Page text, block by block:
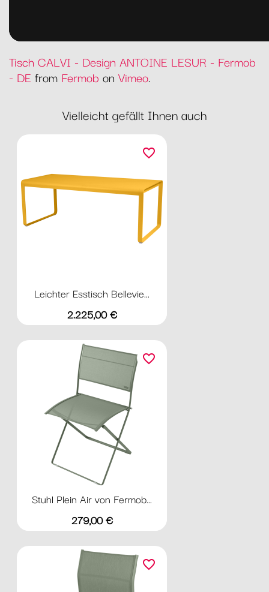
Tisch CALVI - Design ANTOINE LESUR - Fermob
- DE from Fermob on Vimeo.
Vielleicht gefällt Ihnen auch
Leichter Esstisch Bellevie...
Preis
2.225,00 €
favorite_border
Stuhl Plein Air von Fermob...
Preis
279,00 €
favorite_border
favorite_border